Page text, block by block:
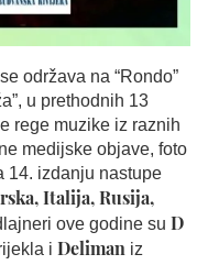
održava na “Rondo”
u prethodnih 13
rege muzike iz raznih
medijske objave, foto
14. izdanju nastupe
Italija, Rusija,
ove godine su D
i Deliman iz